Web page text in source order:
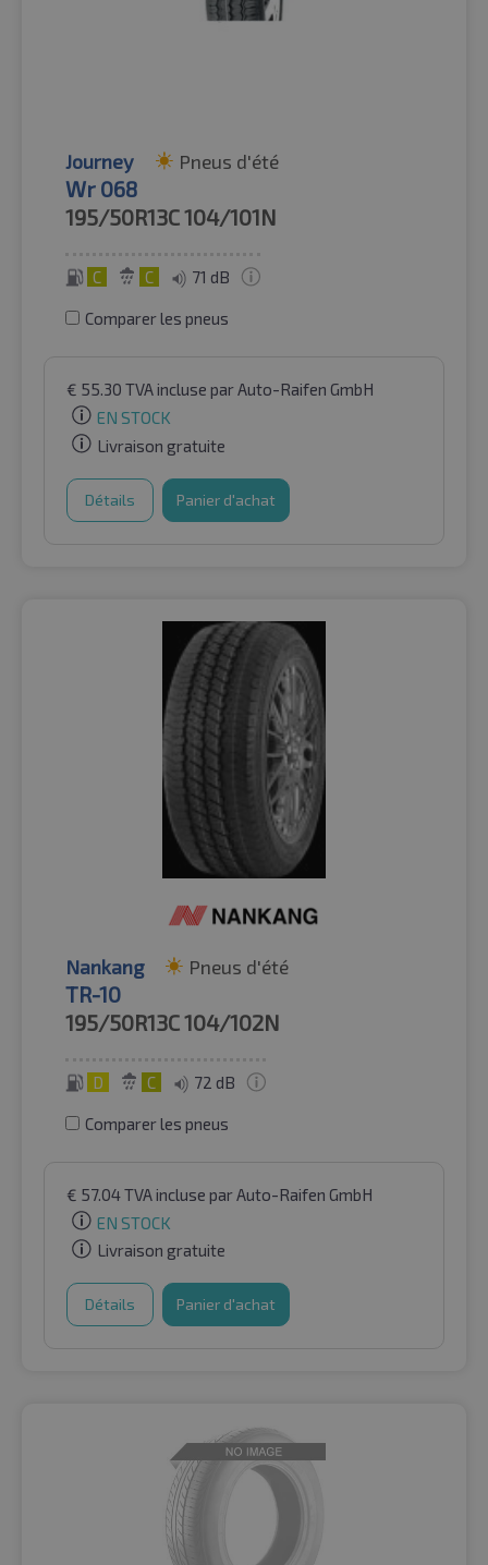
Journey Pneus d'été
Wr 068
195/50R13C104/101N
C C 71 dB
Comparer les pneus
€ 55.30 TVA incluse par Auto-Raifen GmbH
EN STOCK
Livraison gratuite
Détails Panier d'achat
Nankang Pneus d'été
TR-10
195/50R13C104/102N
D C 72 dB
Comparer les pneus
€ 57.04TVA incluse par Auto-Raifen GmbH
EN STOCK
Livraison gratuite
Détails Panier d'achat